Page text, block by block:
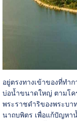
อยู่ตรงทางเข้าของที่ทำ
บ่อน้ำขนาดใหญ่ ตามโค
พระราชดำริของพระบา
นาถบพิตร เพื่อแก้ปัญหา